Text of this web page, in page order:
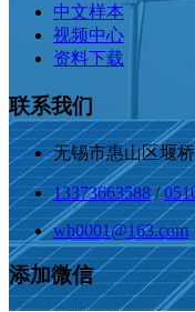
中文样本
视频中心
资料下载
联系我们
无锡市惠山区堰
13373663588/
wh0001@163.com
添加微信